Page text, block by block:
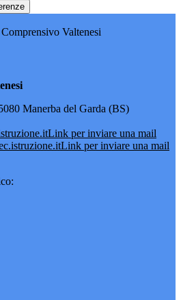
Valtenesi
Manerba del Garda (BS)
Link per inviare una mail
Link per inviare una mail